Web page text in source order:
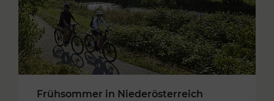
Frühsommer in Niederösterreich